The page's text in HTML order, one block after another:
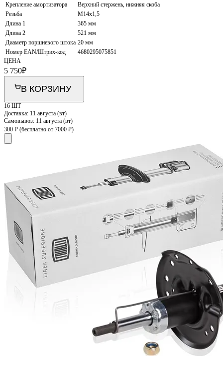
Крепление амортизатора
Верхний стержень, нижняя скоба
Резьба
M14x1,5
Длина 1
365 мм
Длина 2
521 мм
Диаметр поршневого штока 20 мм
Номер EAN/Штрих-код
4680295075851
ЦЕНА
5 750₽
В КОРЗИНУ
16 ШТ
Доставка: 11 августа (вт)
Самовывоз: 11 августа (вт)
300 ₽ (бесплатно от 7000 ₽)